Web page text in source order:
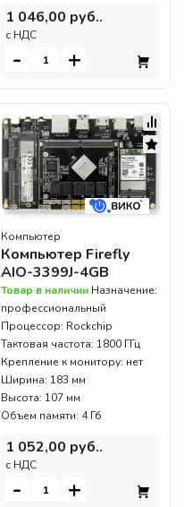
1 046,00 руб..
c НДС
- +
Компьютер
Компьютер Firefly
AIO-3399J-4GB
Товар в наличии Назначение:
профессиональный
Процессор: Rockchip
Тактовая частота: 1800 ГГц
Крепление к монитору: нет
Ширина: 183 мм
Высота: 107 мм
Объем памяти: 4 Гб
1 052,00 руб..
c НДС
- +